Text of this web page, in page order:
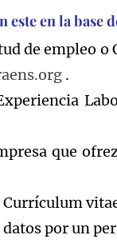
en la base
de empleo
.
que
por un